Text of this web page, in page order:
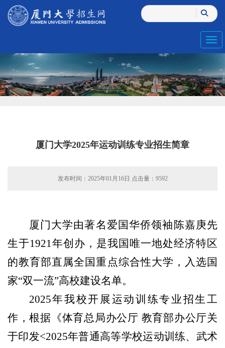
厦门大学2025年运动训练专业招生简章
发布时间：2025年01月16日 点击量： 9592
厦门大学由著名爱国华侨领袖陈嘉庚先
生于1921年创办，是我国唯一地处经济特区
的教育部直属全国重点综合性大学，入选国
家“双一流”高校建设名单。
2025年我校开展运动训练专业招生工
作，根据《体育总局办公厅 教育部办公厅关
于印发<2025年普通高等学校运动训练、武术